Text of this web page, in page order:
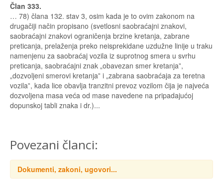
Član 333.
… 78) člana 132. stav 3, osim kada je to ovim zakonom na
drugačiji način propisano (svetlosni saobraćajni znakovi,
saobraćajni znakovi ograničenja brzine kretanja, zabrane
preticanja, prelaženja preko neisprekidane uzdužne linije u traku
namenjenu za saobraćaj vozila iz suprotnog smera u svrhu
preticanja, saobraćajni znak „obavezan smer kretanjaˮ,
„dozvoljeni smerovi kretanjaˮ i „zabrana saobraćaja za teretna
vozilaˮ, kada lice obavlja tranzitni prevoz vozilom čija je najveća
dozvoljena masa veća od mase navedene na pripadajućoj
dopunskoj tabli znaka i dr.)...
Povezani članci:
Dokumenti, zakoni, ugovori...